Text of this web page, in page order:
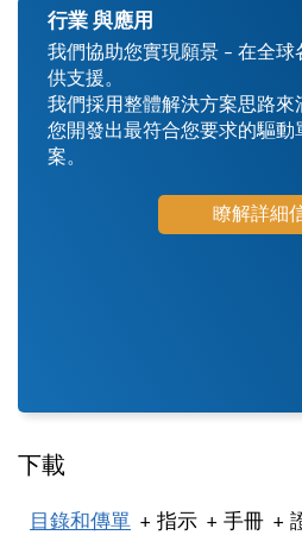
行業 與應用
我們協助您實現願景 – 在全
供支援。
我們採用整體解決方案思路來
您開發出最符合您要求的驅
案。
瞭解詳細
下載
目錄和傳單 指示 手冊